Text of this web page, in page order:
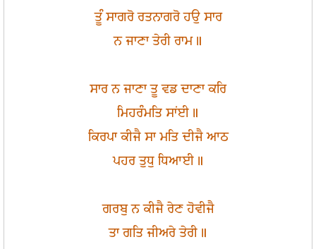
ਤੂੰ ਸਾਗਰੋ ਰਤਨਾਗਰੋ ਹਉ ਸਾਰ
ਨ ਜਾਣਾ ਤੇਰੀ ਰਾਮ॥
ਸਾਰ ਨ ਜਾਣਾ ਤੂ ਵਡ ਦਾਣਾ ਕਰਿ
ਮਿਹਰੰਮਤਿ ਸਾਂਈ॥
ਕਿਰਪਾ ਕੀਜੈ ਸਾ ਮਤਿ ਦੀਜੈ ਆਠ
ਪਹਰ ਤੁਧੁ ਧਿਆਈ॥
ਗਰਬੁ ਨ ਕੀਜੈ ਰੇਣ ਹੋਵੀਜੈ
ਤਾ ਗਤਿ ਜੀਅਰੇ ਤੇਰੀ॥